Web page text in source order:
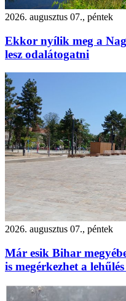
2026. augusztus 07., péntek
Ekkor nyílik meg a
lesz odalátogatni
2026. augusztus 07., péntek
Már esik Bihar
is megérkezhet a